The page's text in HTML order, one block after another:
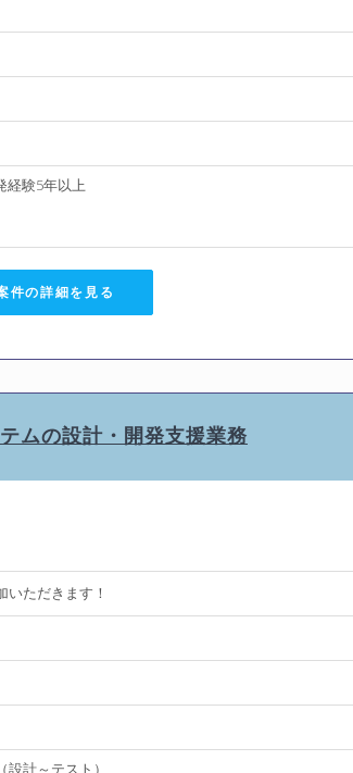
経験5年以上
件の詳細を見る
テムの設計・開発支援業務
ただきます！
設計～テスト）